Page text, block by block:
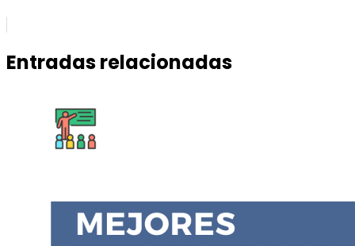
Entradas relacionadas